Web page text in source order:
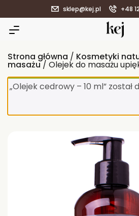
sklep@kej.pl +48
Strona główna / Kosmetyki
masażu/ Olejek do masażu
„Olejek cedrowy – 10 ml” został